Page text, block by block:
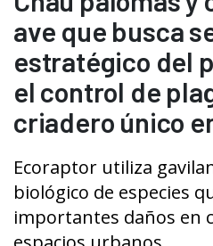
ave que busca
estratégico del
el control de
criadero único
Ecoraptor utiliza
biológico de especies
importantes daños en